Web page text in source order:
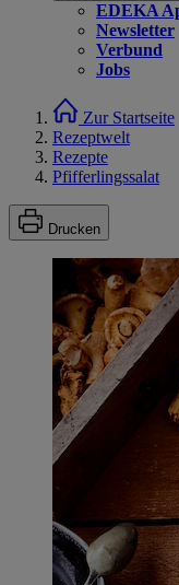
EDEKA
Newsletter
Verbund
Jobs
Zur Startseite
Rezeptwelt
Rezepte
Pfifferlingssalat
Drucken